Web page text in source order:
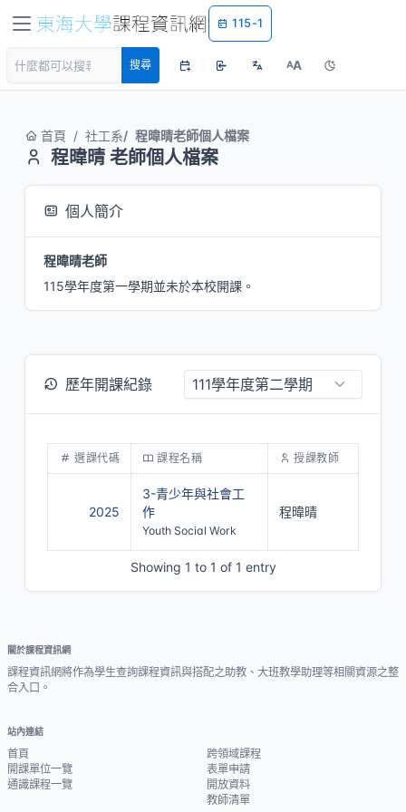
115-1
搜尋 AA
首頁 社工系 程暐晴老師個人檔案
程暐晴 老師個人檔案
個人簡介
程暐晴老師
115學年度第一學期並未於本校開課。
歷年開課紀錄
選課代碼 課程名稱 授課教師
2025
3-青少年與社會工
作
Youth Social Work
程暐晴
Showing 1 to 1 of 1 entry
關於課程資訊網
課程資訊網將作為學生查詢課程資訊與搭配之助教、大班教學助理等相關資源之整
合入口。
站內連結
首頁
開課單位一覽
通識課程一覽
跨領域課程
表單申請
開放資料
教師清單